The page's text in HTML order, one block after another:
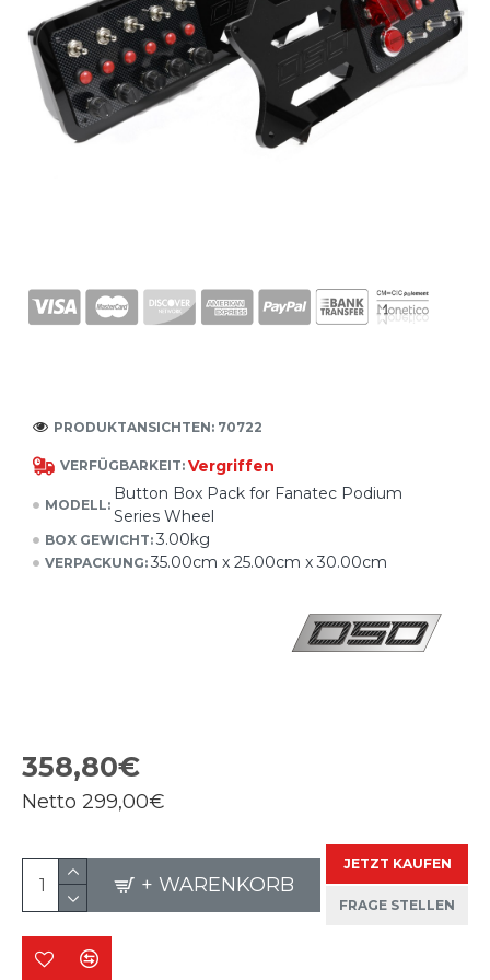
VERFÜGBARKEIT: Vergriffen
MODELL:
Button Box Pack for Fanatec Podium
Series Wheel
BOX GEWICHT: 3.00kg
VERPACKUNG: 35.00cm x 25.00cm x 30.00cm
PRODUKTANSICHTEN: 70722
358,80€
Netto 299,00€
+ WARENKORB
JETZT KAUFEN
FRAGE STELLEN